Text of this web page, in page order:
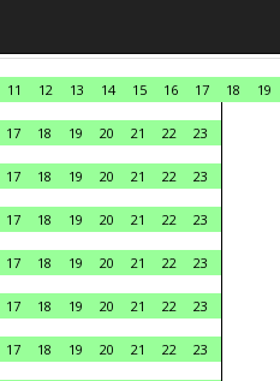
11 12 13 14 15 16 17 18 19
17 18 19 20 21 22
23
17 18 19 20 21 22
23
17 18 19 20 21 22
23
17 18 19 20 21 22
23
17 18 19 20 21 22
23
17 18 19 20 21 22
23